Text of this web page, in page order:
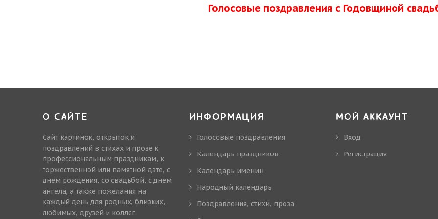
Голосовые поздравления с Годовщиной
О САЙТЕ
Сайт картинок, открыток и
поздравлений в стихах и прозе к
профессиональным праздникам, к
торжественной или памятной дате, с
днем рождения, со свадьбой, с днем
ангела, а также пожелания на
каждый день для родных, близких,
любимых, друзей и коллег.
ИНФОРМАЦИЯ
Голосовые поздравления
Календарь праздников
Календарь именин
Народный календарь
Поздравления, стихи, проза
МОЙ АККАУНТ
Вход
Регистрация